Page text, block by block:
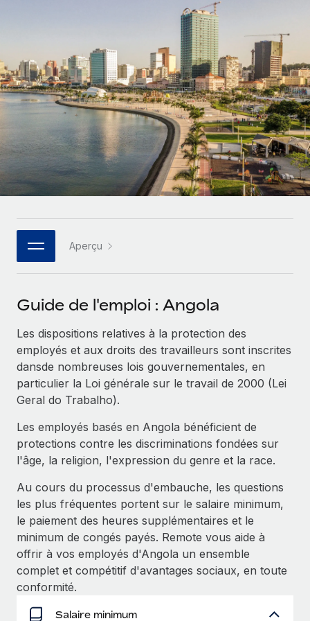
Intégrez et gérez vos freelances partout dans le monde
PEO
Sous-traitez les opérations complexes liées à l’emploi
INFRASTRUCTURE
Intégration Remote
Intégrez vos RH aux flux de travail en toute simplicité
Plateforme
Connecter
Nouveau
Connectez n'importe quel outil d’IA à Remote grâce à
notre MCP
Intégrations
SERVICES
Demandez aux experts
Recevez des conseils d’experts sur les RH à
l’international et la conformité
Contrôles d’antécédents
candidats
Remote Watchtower
Gardez un temps d’avance sur les risques en
matière de conformité
Gestion des appareils
dans le monde entier
Examinez notre service par rapport aux autres
CROISSANCE
Start-ups
Des solutions agiles et internationales pour les RH et la
paie des entreprises en pleine croissance
Entreprises intermédiaires
Développez vos équipes avec des solutions RH sur
Entreprise
Les RH à l’international pour les grandes entreprises
Partenaires stratégiques de la tech
Devenir partenaire
Explorez avec nous vos opportunités de partenariat
Remote Build
l’IA
Calculateur de paiement des freelances
Découvrez les devises disponibles et les vitesses de
paiement pour vos freelances internationaux
APPRENDRE AVEC REMOTE
Recherche et guides
Études de cas
Checklists et modèles
Descriptions de postes
Salle de presse
Données sur les salaires et les talents
Centre de ressources
Obtenir de l’aide
Voir toutes les ressources
BLOG
Paie multipays
EOR et PEO
Gestion des freelances
Taxes
Français
Deutsch
Español
Italiano
Português (Portugal)
日本語
한국어
Connexion
Aperçu
Guide de l'emploi : Angola
Les dispositions relatives à la protection des
employés et aux droits des travailleurs sont inscrites
dansde nombreuses lois gouvernementales, en
particulier la Loi générale sur le travail de 2000 (Lei
Geral do Trabalho).
Les employés basés en Angola bénéficient de
protections contre les discriminations fondées sur
l'âge, la religion, l'expression du genre et la race.
Au cours du processus d'embauche, les questions
les plus fréquentes portent sur le salaire minimum,
le paiement des heures supplémentaires et le
minimum de congés payés. Remote vous aide à
offrir à vos employés d'Angola un ensemble
complet et compétitif d'avantages sociaux, en toute
conformité.
Salaire minimum